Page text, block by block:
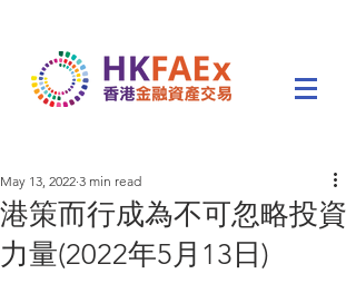
港策而行成為不可忽略投資
力量(2022年5月13日)
May 13, 2022 3 min read